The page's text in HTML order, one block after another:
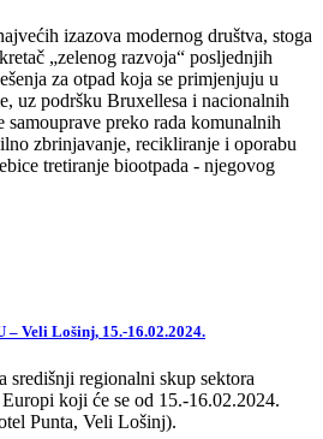
izazova modernog društva, stoga
„zelenog razvoja“ posljednjih
za otpad koja se primjenjuju u
uz podršku Bruxellesa i nacionalnih
samouprave preko rada komunalnih
zbrinjavanje, recikliranje i oporabu
tretiranje biootpada - njegovog
Veli Lošinj, 15.-16.02.2024.
središnji regionalni skup sektora
koji će se od 15.-16.02.2024.
Punta, Veli Lošinj).